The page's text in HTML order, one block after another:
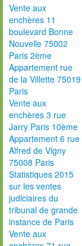
Vente aux
enchères 11
boulevard Bonne
Nouvelle 75002
Paris 2ème
Appartement rue
de la Villette 75019
Paris
Vente aux
enchères 3 rue
Jarry Paris 10ème
Appartement 6 rue
Alfred de Vigny
75008 Paris
Statistiques 2015
sur les ventes
judiciaires du
tribunal de grande
instance de Paris
Vente aux